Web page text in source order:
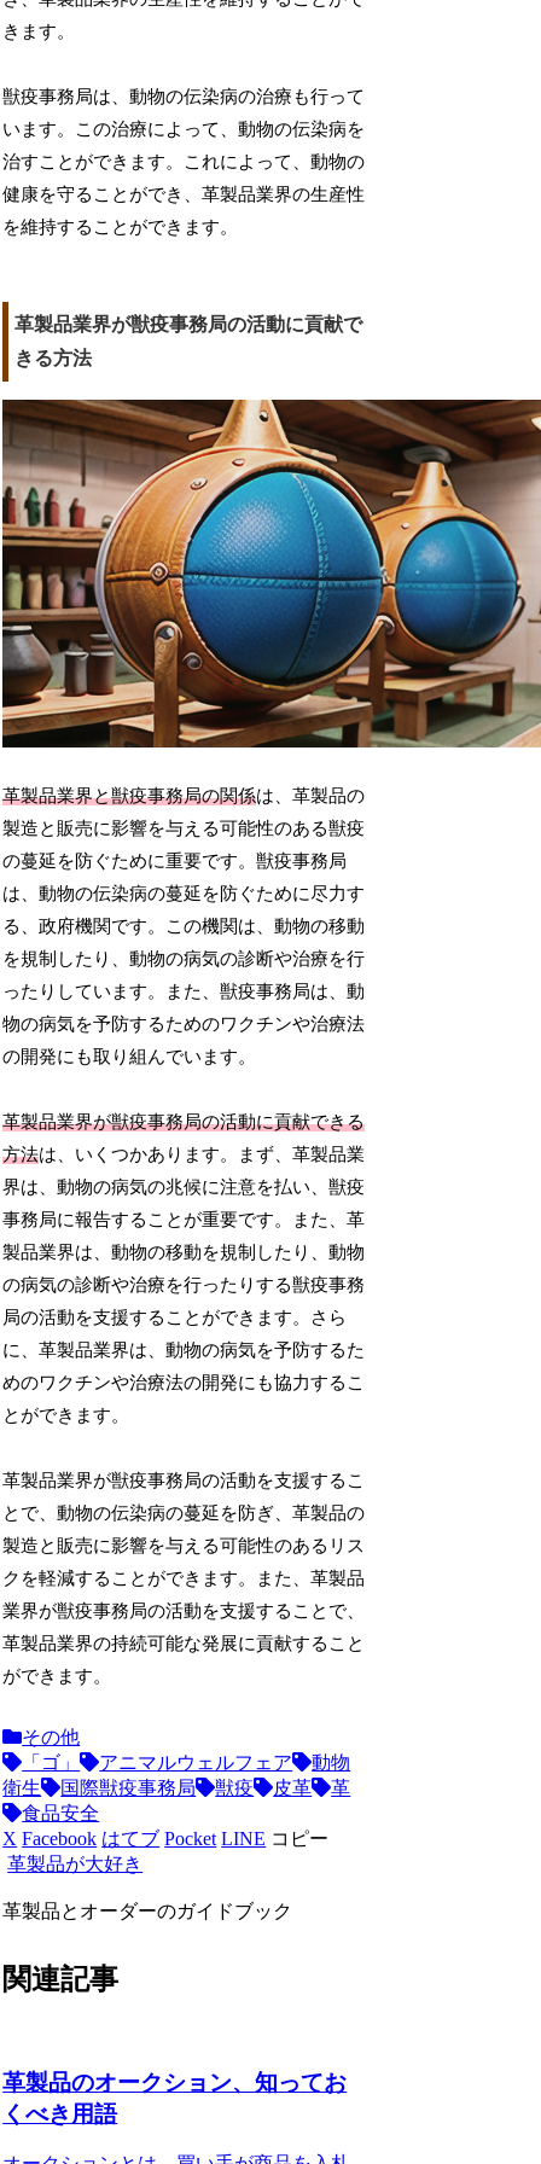
きます。
獣疫事務局は、動物の伝染病の治療も行って
います。この治療によって、動物の伝染病を
治すことができます。これによって、動物の
健康を守ることができ、革製品業界の生産性
を維持することができます。
革製品業界が獣疫事務局の活動に貢献で
きる方法
革製品業界と獣疫事務局の関係は、革製品の
製造と販売に影響を与える可能性のある獣疫
の蔓延を防ぐために重要です。獣疫事務局
は、動物の伝染病の蔓延を防ぐために尽力す
る、政府機関です。この機関は、動物の移動
を規制したり、動物の病気の診断や治療を行
ったりしています。また、獣疫事務局は、動
物の病気を予防するためのワクチンや治療法
の開発にも取り組んでいます。
革製品業界が獣疫事務局の活動に貢献できる
方法は、いくつかあります。まず、革製品業
界は、動物の病気の兆候に注意を払い、獣疫
事務局に報告することが重要です。また、革
製品業界は、動物の移動を規制したり、動物
の病気の診断や治療を行ったりする獣疫事務
局の活動を支援することができます。さら
に、革製品業界は、動物の病気を予防するた
めのワクチンや治療法の開発にも協力するこ
とができます。
革製品業界が獣疫事務局の活動を支援するこ
とで、動物の伝染病の蔓延を防ぎ、革製品の
製造と販売に影響を与える可能性のあるリス
クを軽減することができます。また、革製品
業界が獣疫事務局の活動を支援することで、
革製品業界の持続可能な発展に貢献すること
ができます。
その他
「ゴ」
アニマルウェルフェア
動物
衛生
国際獣疫事務局 獣疫 皮革
革
食品安全
X Facebook はてブ Pocket LINE コピー
革製品が大好き
革製品とオーダーのガイドブック
関連記事
革製品のオークション、知ってお
くべき用語